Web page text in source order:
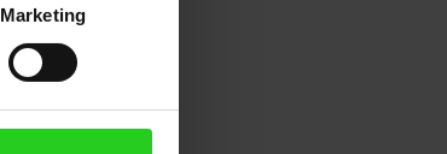
Marketing